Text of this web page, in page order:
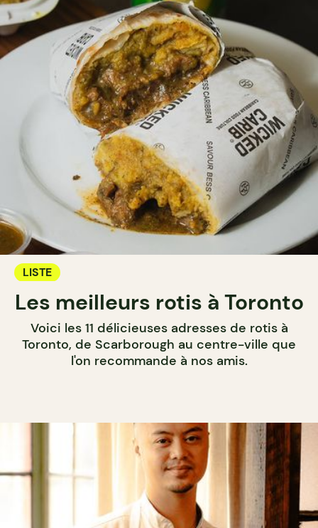
LISTE
Les meilleurs rotis à Toronto
Voici les 11 délicieuses adresses de rotis à
Toronto, de Scarborough au centre-ville que
l'on recommande à nos amis.